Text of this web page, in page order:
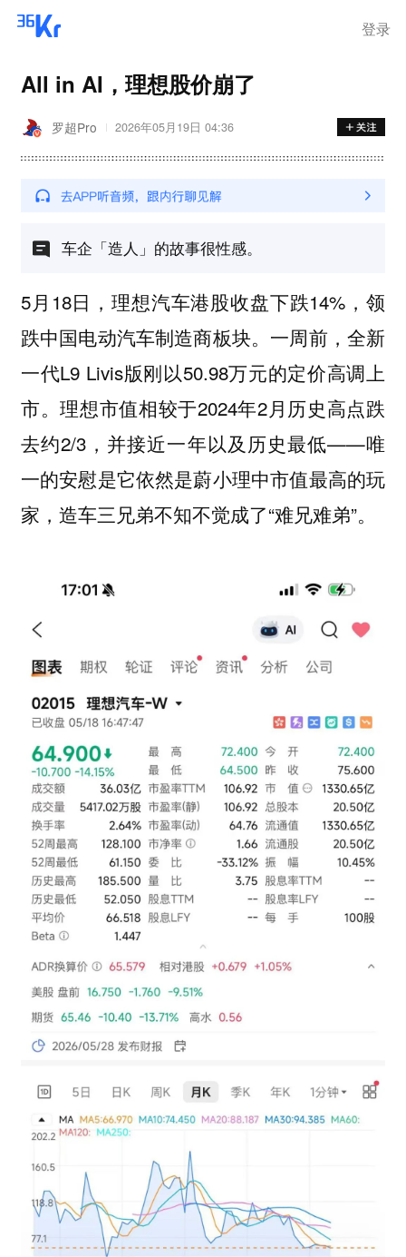
登录
All in AI，理想股价崩了
罗超Pro 2026年05月19日 04:36
车企「造人」的故事很性感。
5月18日，理想汽车港股收盘下跌14%，领
跌中国电动汽车制造商板块。一周前，全新
一代L9 Livis版刚以50.98万元的定价高调上
市。理想市值相较于2024年2月历史高点跌
去约2/3，并接近一年以及历史最低——唯
一的安慰是它依然是蔚小理中市值最高的玩
家，造车三兄弟不知不觉成了“难兄难弟”。